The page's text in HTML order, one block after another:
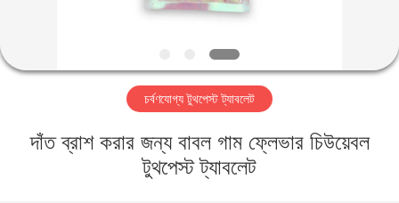
আমাদের
সম্পর্কে
কারখানা
চর্বণযোগ্য টুথপেস্ট ট্যাবলেট
দাঁত ব্রাশ করার জন্য বাবল গাম ফ্লেভার চিউয়েবল
টুথপেস্ট ট্যাবলেট